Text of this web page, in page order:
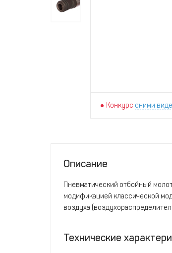
Конкурс сними
Описание
Пневматический отбойный
модификацией классической
воздуха
Технические